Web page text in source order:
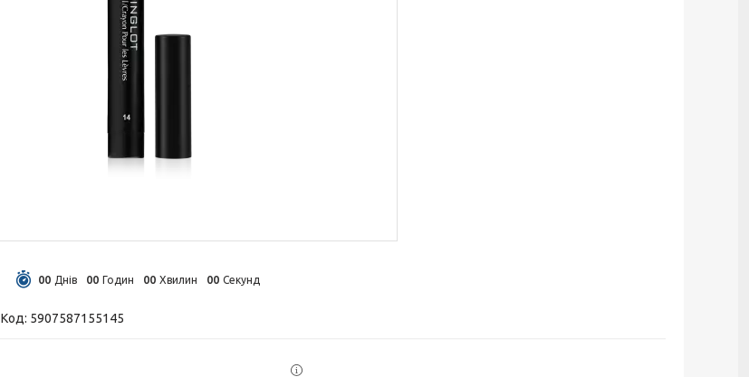
00 Днів 00 Годин 00 Хвилин 00 Секунд
Код: 5907587155145